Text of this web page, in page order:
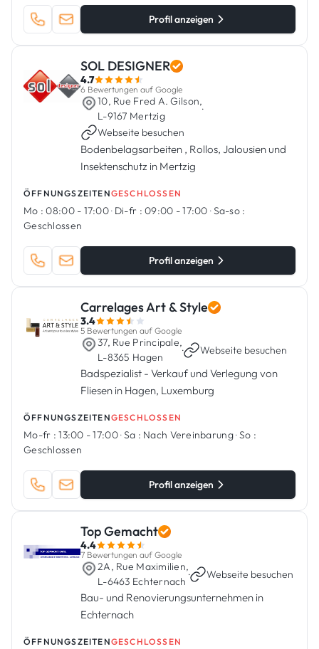
Profil anzeigen
SOL DESIGNER
4.7
6 Bewertungen auf Google
10, Rue Fred A. Gilson,
L-9167 Mertzig
·
Webseite besuchen
Bodenbelagsarbeiten , Rollos, Jalousien und
Insektenschutz in Mertzig
ÖFFNUNGSZEITENGESCHLOSSEN
Mo : 08:00 - 17:00· Di-fr : 09:00 - 17:00·Sa-so :
Geschlossen
Profil anzeigen
Carrelages Art & Style
3.4
5 Bewertungen auf Google
37, Rue Principale,
L-8365 Hagen
· Webseite besuchen
Badspezialist - Verkauf und Verlegung von
Fliesen in Hagen, Luxemburg
ÖFFNUNGSZEITENGESCHLOSSEN
Mo-fr : 13:00 - 17:00·Sa : Nach Vereinbarung·So :
Geschlossen
Profil anzeigen
Top Gemacht
4.4
7 Bewertungen auf Google
2A, Rue Maximilien,
L-6463 Echternach
· Webseite besuchen
Bau- und Renovierungsunternehmen in
Echternach
ÖFFNUNGSZEITENGESCHLOSSEN